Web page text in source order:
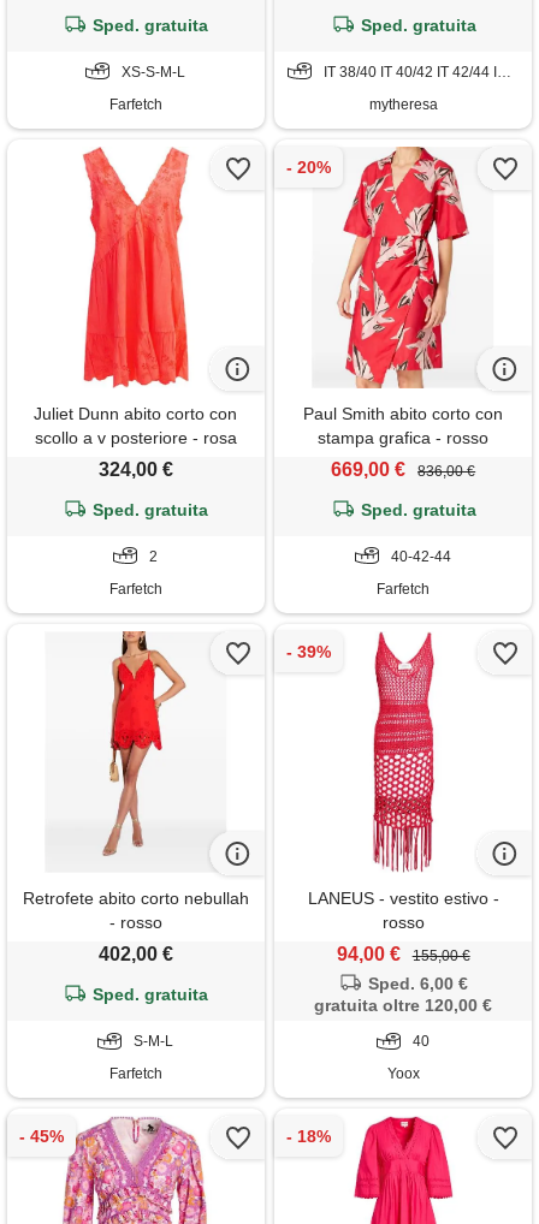
Sped. gratuita
XS-S-M-L
Farfetch
Sped. gratuita
IT 38/40 IT 40/42 IT 42/44 IT 44/46 IT 46
mytheresa
Juliet Dunn abito corto con
scollo a v posteriore - rosa
324,00 €
Sped. gratuita
2
Farfetch
Paul Smith abito corto con
stampa grafica - rosso
669,00 € 836,00 €
Sped. gratuita
40-42-44
Farfetch
Retrofete abito corto nebullah
- rosso
402,00 €
Sped. gratuita
S-M-L
Farfetch
LANEUS - vestito estivo -
rosso
94,00 € 155,00 €
Sped. 6,00 €
gratuita oltre 120,00 €
40
Yoox